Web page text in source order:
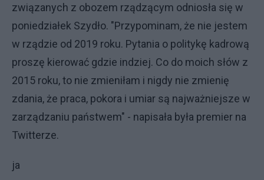
związanych z obozem rządzącym odniosła się w
poniedziałek Szydło. "Przypominam, że nie jestem
w rządzie od 2019 roku. Pytania o politykę kadrową
proszę kierować gdzie indziej. Co do moich słów z
2015 roku, to nie zmieniłam i nigdy nie zmienię
zdania, że praca, pokora i umiar są najważniejsze w
zarządzaniu państwem" - napisała była premier na
Twitterze.
ja